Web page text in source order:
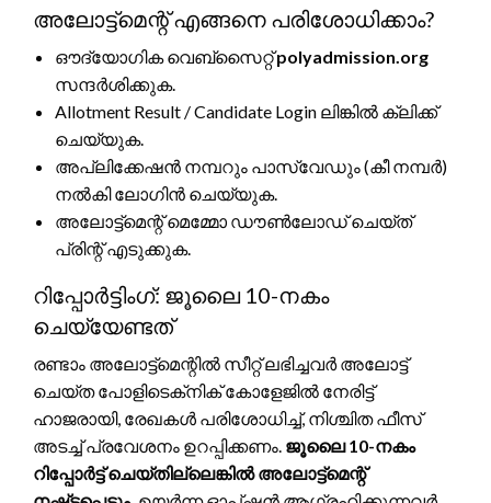
അലോട്ട്‌മെന്റ് എങ്ങനെ പരിശോധിക്കാം?
ഔദ്യോഗിക വെബ്‌സൈറ്റ്polyadmission.org
സന്ദർശിക്കുക.
Allotment Result / Candidate Login ലിങ്കിൽ ക്ലിക്ക്
ചെയ്യുക.
അപ്ലിക്കേഷൻ നമ്പറും പാസ്‌വേഡും (കീ നമ്പർ)
നൽകി ലോഗിൻ ചെയ്യുക.
അലോട്ട്‌മെന്റ് മെമ്മോ ഡൗൺലോഡ് ചെയ്‌ത്
പ്രിന്റ് എടുക്കുക.
റിപ്പോർട്ടിംഗ്: ജൂലൈ 10-നകം
ചെയ്യേണ്ടത്
രണ്ടാം അലോട്ട്‌മെന്റിൽ സീറ്റ് ലഭിച്ചവർ അലോട്ട്
ചെയ്‌ത പോളിടെക്‌നിക് കോളേജിൽ നേരിട്ട്
ഹാജരായി, രേഖകൾ പരിശോധിച്ച്, നിശ്ചിത ഫീസ്
അടച്ച് പ്രവേശനം ഉറപ്പിക്കണം. ജൂലൈ 10-നകം
റിപ്പോർട്ട് ചെയ്‌തില്ലെങ്കിൽ അലോട്ട്‌മെന്റ്